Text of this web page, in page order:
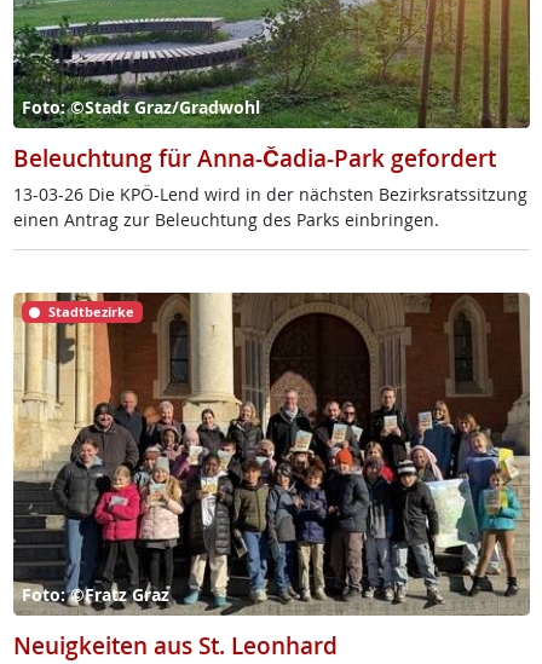
Foto: ©Stadt Graz/Gradwohl
Beleuchtung für Anna-Čadia-Park gefordert
13-03-26 Die KPÖ-Lend wird in der nächs­ten Be­zirks­rats­sit­zung
ei­nen An­trag zur Be­leuch­tung des Parks ein­brin­gen.
Stadtbezirke
Foto: ©Fratz Graz
Neuigkeiten aus St. Leonhard